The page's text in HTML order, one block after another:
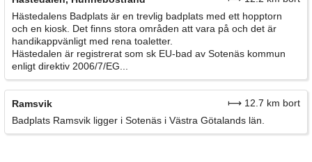
Hästedalens Badplats är en trevlig badplats med ett hopptorn
och en kiosk. Det finns stora områden att vara på och det är
handikappvänligt med rena toaletter.
Hästedalen är registrerat som sk EU-bad av Sotenäs kommun
enligt direktiv 2006/7/EG...
Ramsvik
⟼ 12.7 km bort
Badplats Ramsvik ligger i Sotenäs i Västra Götalands län.